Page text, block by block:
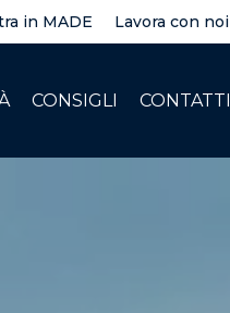
in MADE Lavora con noi
CONSIGLI CONTATTI